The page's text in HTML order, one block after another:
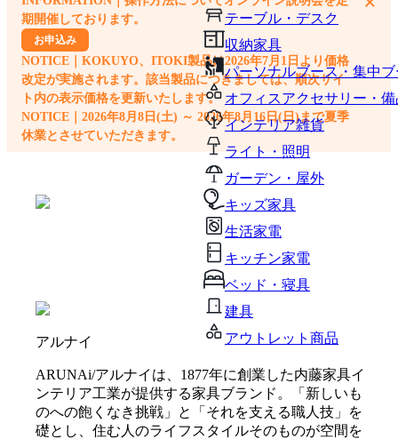
テーブル・デスク
収納家具
パーソナルブース・集中
オフィスアクセサリー・備
インテリア雑貨
ライト・照明
ガーデン・屋外
キッズ家具
生活家電
キッチン家電
ベッド・寝具
建具
アウトレット商品
期開催しております。
お申込み
NOTICE｜KOKUYO、ITOKI製品は2026年7月1日より価格
改定が実施されます。該当製品につきましては、順次サイ
ト内の表示価格を更新いたします。
NOTICE｜2026年8月8日(土) ～ 2026年8月16日(日)まで夏季
休業とさせていただきます。
アルナイ
ARUNAi/アルナイは、1877年に創業した内藤家具イ
ンテリア工業が提供する家具ブランド。「新しいも
のへの飽くなき挑戦」と「それを支える職人技」を
礎とし、住む人のライフスタイルそのものが空間を